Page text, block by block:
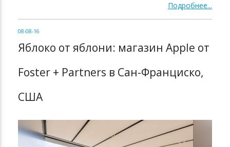
Подробнее...
08-08-16
Яблоко от яблони: магазин Apple от
Foster + Partners в Сан-Франциско,
США